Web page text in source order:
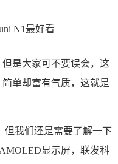
是大家可不要误会，这
单却富有气质，这就是
但我们还是需要了解一下
显示屏，联发科